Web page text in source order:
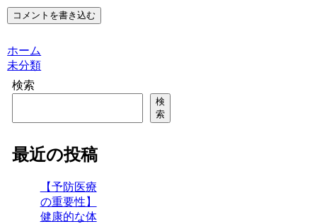
コメントを書き込む
ホーム
未分類
検索
検
索
最近の投稿
【予防医療
の重要性】
健康的な体